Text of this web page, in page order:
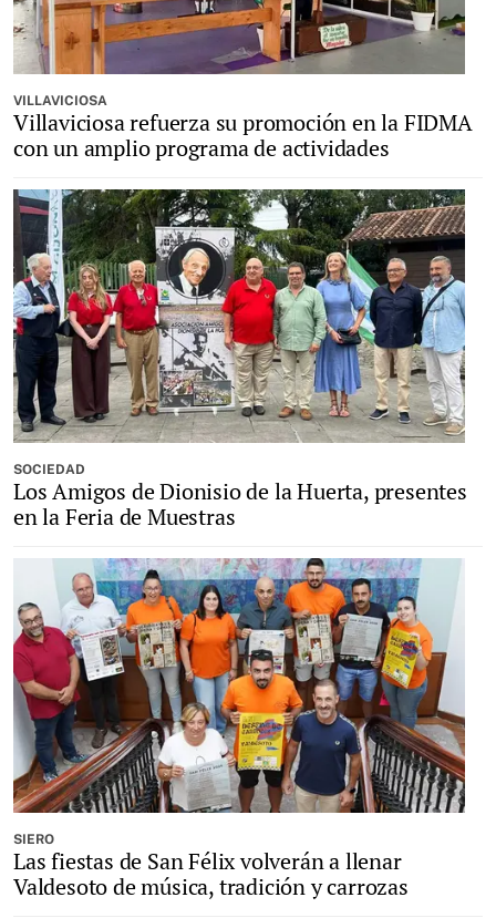
VILLAVICIOSA
Villaviciosa refuerza su promoción en la FIDMA
con un amplio programa de actividades
SOCIEDAD
Los Amigos de Dionisio de la Huerta, presentes
en la Feria de Muestras
SIERO
Las fiestas de San Félix volverán a llenar
Valdesoto de música, tradición y carrozas